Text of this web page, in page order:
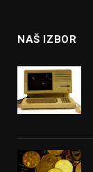
NAŠ IZBOR